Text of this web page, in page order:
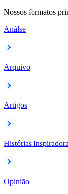
Nossos formatos
Análse
Arquivo
Artigos
Histórias
Opinião